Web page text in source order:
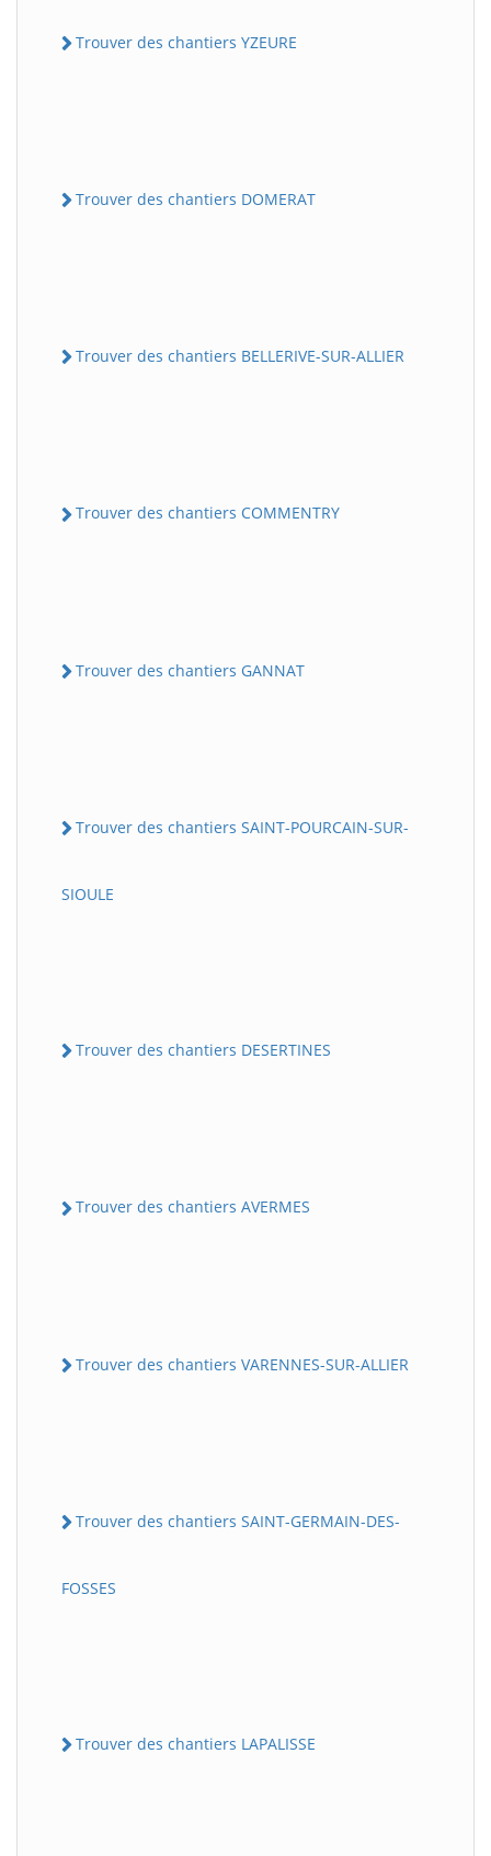
Trouver des chantiers YZEURE
Trouver des chantiers DOMERAT
Trouver des chantiers BELLERIVE-SUR-ALLIER
Trouver des chantiers COMMENTRY
Trouver des chantiers GANNAT
Trouver des chantiers SAINT-POURCAIN-SUR-
SIOULE
Trouver des chantiers DESERTINES
Trouver des chantiers AVERMES
Trouver des chantiers VARENNES-SUR-ALLIER
Trouver des chantiers SAINT-GERMAIN-DES-
FOSSES
Trouver des chantiers LAPALISSE